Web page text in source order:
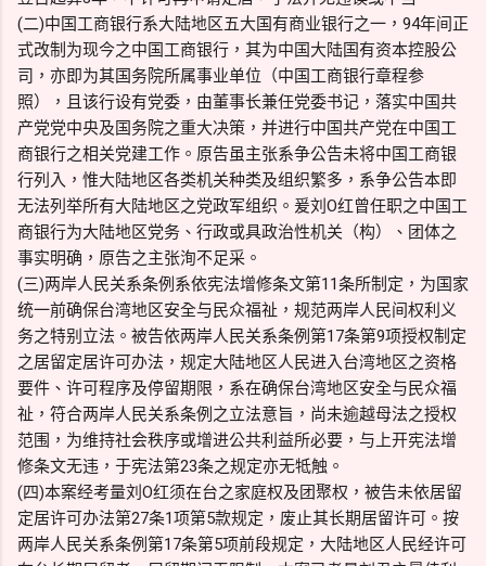
(二)中国工商银行系大陆地区五大国有商业银行之一，94年间正
式改制为现今之中国工商银行，其为中国大陆国有资本控股公
司，亦即为其国务院所属事业单位（中国工商银行章程参
照），且该行设有党委，由董事长兼任党委书记，落实中国共
产党党中央及国务院之重大决策，并进行中国共产党在中国工
商银行之相关党建工作。原告虽主张系争公告未将中国工商银
行列入，惟大陆地区各类机关种类及组织繁多，系争公告本即
无法列举所有大陆地区之党政军组织。爰刘O红曾任职之中国工
商银行为大陆地区党务、行政或具政治性机关（构）、团体之
事实明确，原告之主张洵不足采。
(三)两岸人民关系条例系依宪法增修条文第11条所制定，为国家
统一前确保台湾地区安全与民众福祉，规范两岸人民间权利义
务之特别立法。被告依两岸人民关系条例第17条第9项授权制定
之居留定居许可办法，规定大陆地区人民进入台湾地区之资格
要件、许可程序及停留期限，系在确保台湾地区安全与民众福
祉，符合两岸人民关系条例之立法意旨，尚未逾越母法之授权
范围，为维持社会秩序或增进公共利益所必要，与上开宪法增
修条文无违，于宪法第23条之规定亦无牴触。
(四)本案经考量刘O红须在台之家庭权及团聚权，被告未依居留
定居许可办法第27条1项第5款规定，废止其长期居留许可。按
两岸人民关系条例第17条第5项前段规定，大陆地区人民经许可